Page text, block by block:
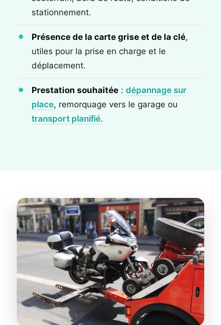
stationnement.
Présence de la carte grise et de la clé,
utiles pour la prise en charge et le
déplacement.
Prestation souhaitée : dépannage sur
place, remorquage vers le garage ou
transport planifié.